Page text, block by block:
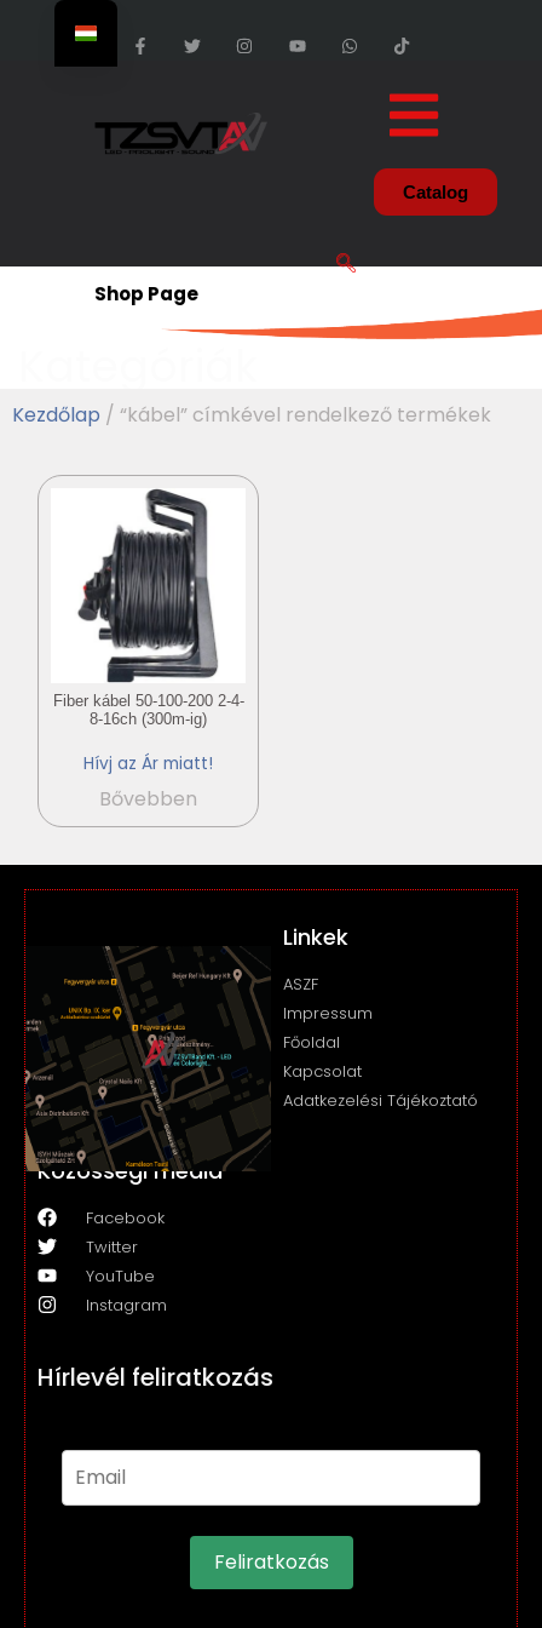
Catalog
Shop Page
Kezdőlap / “kábel” címkével rendelkező termékek
Fiber kábel 50-100-200 2-4-
8-16ch (300m-ig)
Hívj az Ár miatt!
Bővebben
Linkek
ASZF
Impressum
Főoldal
Kapcsolat
Adatkezelési Tájékoztató
Közösségi média
Facebook
Twitter
YouTube
Instagram
Hírlevél feliratkozás
Feliratkozás